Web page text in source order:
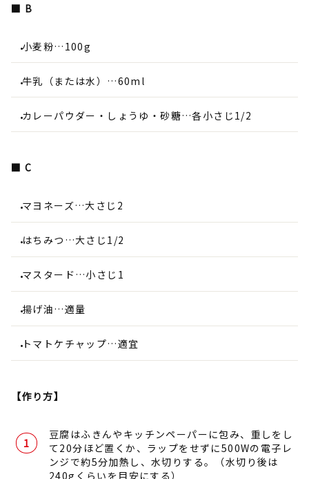
■ B
小麦粉…100g
牛乳（または水）…60ml
カレーパウダー・しょうゆ・砂糖…各小さじ1/2
■ C
マヨネーズ…大さじ2
はちみつ…大さじ1/2
マスタード…小さじ1
揚げ油…適量
トマトケチャップ…適宜
【作り方】
豆腐はふきんやキッチンペーパーに包み、重しをし
て20分ほど置くか、ラップをせずに500Wの電子レ
ンジで約5分加熱し、水切りする。（水切り後は
240gくらいを目安にする）